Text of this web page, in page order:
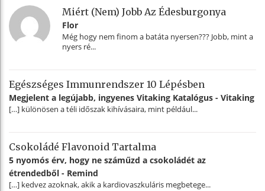
Miért (nem) Jobb Az Édesburgonya
Flor
Még hogy nem finom a batáta nyersen??? Jobb, mint a
nyers ré...
Egészséges Immunrendszer 10 Lépésben
Megjelent a legújabb, ingyenes Vitaking Katalógus - Vitaking
[…] különösen a téli időszak kihívásaira, mint például...
Csokoládé Flavonoid Tartalma
5 nyomós érv, hogy ne száműzd a csokoládét az
étrendedből - Remind
[…] kedvez azoknak, akik a kardiovaszkuláris megbetege...